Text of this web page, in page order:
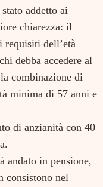
addetto ai
chiarezza: il
requisiti dell’età
debba accedere al
combinazione di
minima di 57 anni e
di anzianità con 40
andato in pensione,
consistono nel